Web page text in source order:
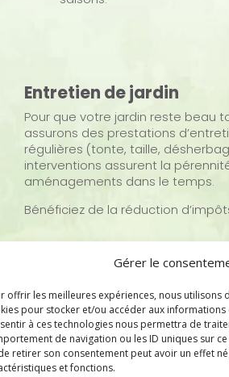
Gérer le
offrir les meilleures expériences, nous utilisons
pour stocker et/ou accéder aux informations
à ces technologies nous permettra de
de navigation ou les ID uniques sur
retirer son consentement peut avoir un effet
et fonctions.
Entretien de jardin
Pour que votre jardin reste beau
assurons des prestations
régulières (tonte, taille,
interventions assurent la
aménagements dans le temps.
Bénéficiez de la réduction